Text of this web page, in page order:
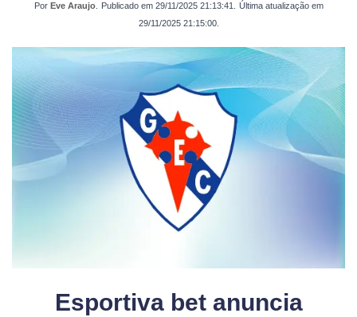
Por Eve Araujo. Publicado em 29/11/2025 21:13:41
Última atualização em
29/11/2025 21:15:00.
Esportiva bet anuncia